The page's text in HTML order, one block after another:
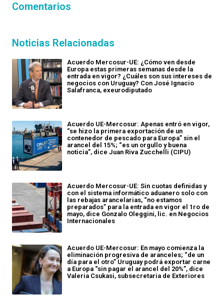
Comentarios
Noticias Relacionadas
Acuerdo Mercosur-UE: ¿Cómo ven desde
Europa estas primeras semanas desde la
entrada en vigor? ¿Cuáles son sus intereses de
negocios con Uruguay? Con José Ignacio
Salafranca, exeurodiputado
Acuerdo UE-Mercosur: Apenas entró en vigor,
“se hizo la primera exportación de un
contenedor de pescado para Europa” sin el
arancel del 15%; “es un orgullo y buena
noticia”, dice Juan Riva Zucchelli (CIPU)
Acuerdo Mercosur-UE: Sin cuotas definidas y
con el sistema informático aduanero solo con
las rebajas arancelarias, “no estamos
preparados” para la entrada en vigor el 1ro de
mayo, dice Gonzalo Oleggini, lic. en Negocios
Internacionales
Acuerdo UE-Mercosur: En mayo comienza la
eliminación progresiva de aranceles; “de un
día para el otro” Uruguay podrá exportar carne
a Europa “sin pagar el arancel del 20%”, dice
Valeria Csukasi, subsecretaria de Exteriores